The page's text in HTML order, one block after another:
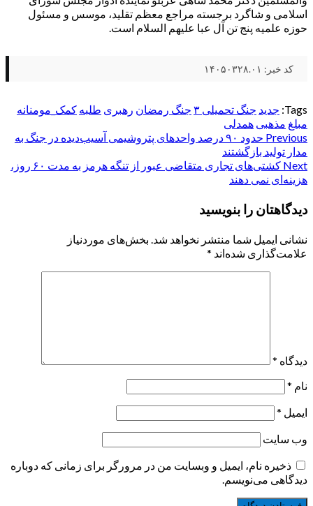
اسلامی و شاگرد برجسته مراجع معظم تقلید، موسس و مسئول
حوزه علمیه پنج تن آل عبا علیهم السلام است.
کد خبر: ۱۴۰۵۰۳۲۸.۰۱
Tags: جدید جنگ تحمیلی ۳ جنگ رمضان رهبری طلبه کمک_مومنانه
مبلغ مذهبی همدلی
Post
navigation
Previous
حدود ۹۰ درصد واحدهای پتروشیمی آسیب‌دیده در جنگ به
مدار تولید بازگشتند
Next
کشتی‌های تجاری متقاضی عبور از تنگه هرمز به مدت ۶۰ روز،
هزینه‌ای نمی دهند
دیدگاهتان را بنویسید
نشانی ایمیل شما منتشر نخواهد شد. بخش‌های موردنیاز
علامت‌گذاری شده‌اند *
دیدگاه *
نام *
ایمیل *
وب‌ سایت
ذخیره نام، ایمیل و وبسایت من در مرورگر برای زمانی که دوباره
دیدگاهی می‌نویسم.